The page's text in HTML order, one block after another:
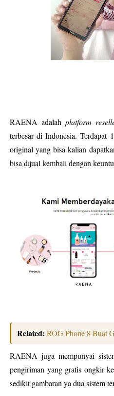
RAENA adalah platform
terbesar di Indonesia. Terdapat
original yang bisa kalian
bisa dijual kembali dengan
Related: ROG Phone 8 Buat
RAENA juga mempunyai
pengiriman yang gratis ongkir
sedikit gambaran ya dua sistem